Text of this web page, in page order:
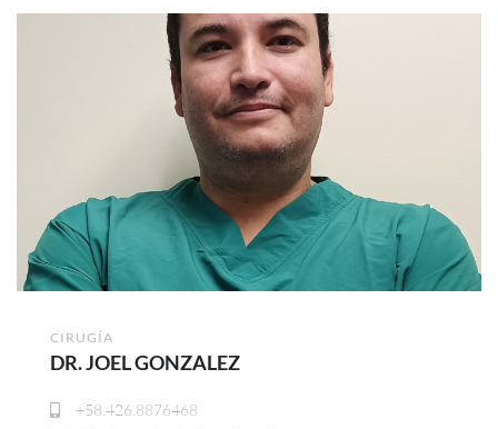
CIRUGÍA
DR. JOEL GONZALEZ
+58.426.8876468